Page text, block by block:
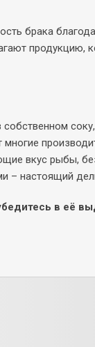
брака
продукцию,
вкус рыбы,
– настоящий
в её